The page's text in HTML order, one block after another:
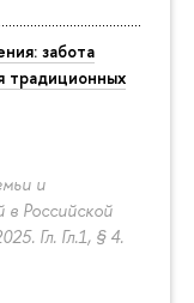
забота
традиционных
и
Российской
Гл. Гл.1, § 4.